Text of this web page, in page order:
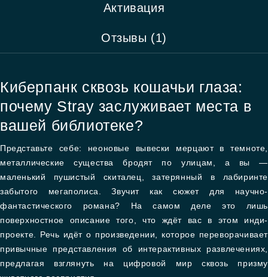
Активация
Отзывы (1)
Киберпанк сквозь кошачьи глаза:
почему Stray заслуживает места в
вашей библиотеке?
Представьте себе: неоновые вывески мерцают в темноте,
металлические существа бродят по улицам, а вы —
маленький пушистый скиталец, затерянный в лабиринте
забытого мегаполиса. Звучит как сюжет для научно-
фантастического романа? На самом деле это лишь
поверхностное описание того, что ждёт вас в этом инди-
проекте. Речь идёт о произведении, которое переворачивает
привычные представления об интерактивных развлечениях,
предлагая взглянуть на цифровой мир сквозь призму